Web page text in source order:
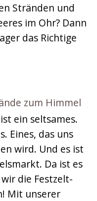
Stränden und
im Ohr? Dann
das Richtige
zum Himmel
ein seltsames.
Eines, das uns
wird. Und es ist
Da ist es
die Festzelt-
Mit unserer